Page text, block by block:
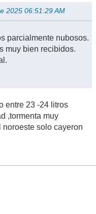
2025 06:51:29 AM
parcialmente nubosos.
muy bien recibidos.
entre 23 -24 litros
,tormenta muy
noroeste solo cayeron